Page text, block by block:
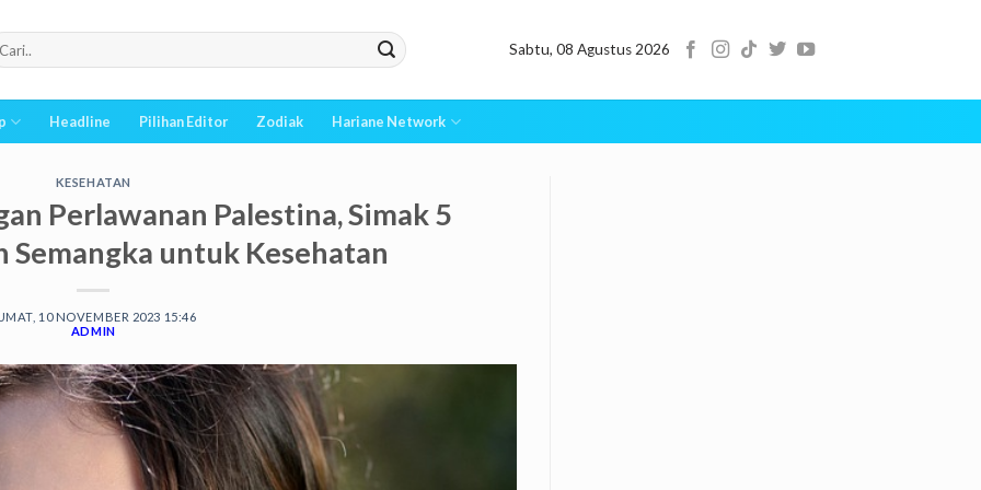
Sabtu, 08 Agustus 2026
Headline Pilihan Editor Zodiak Hariane Network
KESEHATAN
Perlawanan Palestina, Simak 5
Semangka untuk Kesehatan
10 NOVEMBER 2023 15:46
ADMIN